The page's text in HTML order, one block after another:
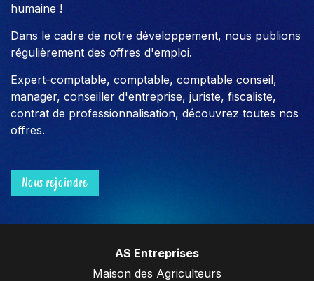
humaine !
Dans le cadre de notre développement, nous publions
régulièrement des offres d'emploi.
Expert-comptable, comptable, comptable conseil,
manager, conseiller d'entreprise, juriste, fiscaliste,
contrat de professionnalisation, découvrez toutes nos
offres.
Nous rejoindre
AS Entreprises
Maison des Agriculteurs